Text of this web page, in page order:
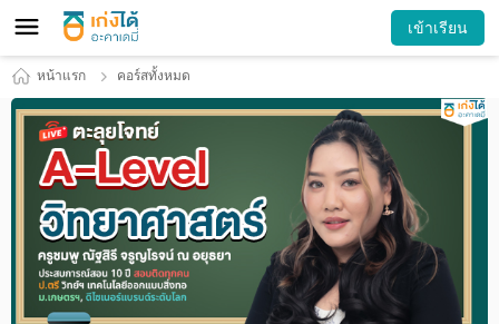
เข้าเรียน
หน้าแรก คอร์สทั้งหมด